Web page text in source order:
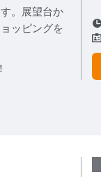
。展望台か
ッピングを